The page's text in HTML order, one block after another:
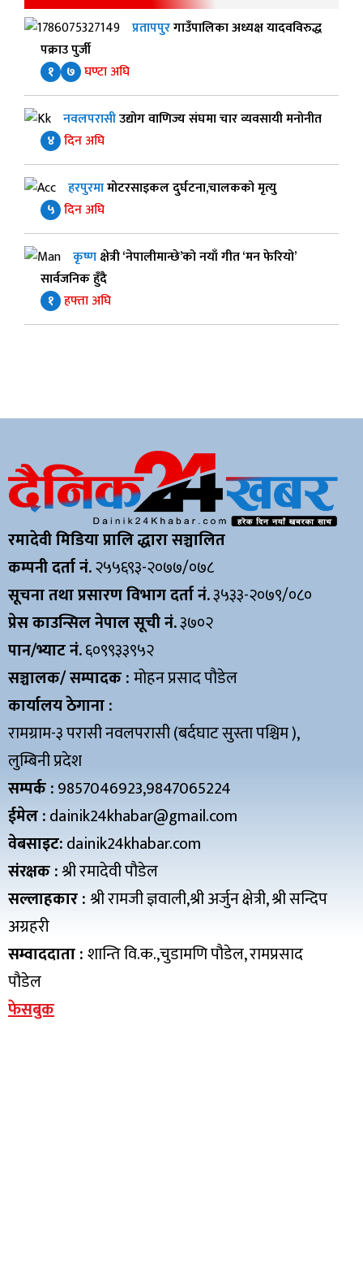
प्रतापपुरगाउँपालिका अध्यक्ष यादवविरुद्ध
पक्राउ पुर्जी
१
७ घण्टा अघि
नवलपरासीउद्योग वाणिज्य संघमा चार व्यवसायी मनोनीत
४ दिन अघि
हरपुरमामोटरसाइकल दुर्घटना,चालकको मृत्यु
५ दिन अघि
कृष्णक्षेत्री ‘नेपालीमान्छे’को नयाँ गीत ‘मन फेरियो’
सार्वजनिक हुँदै
१ हफ्ता अघि
रमादेवी मिडिया प्रालि द्धारा सञ्चालित
कम्पनी दर्ता नं.२५५६९३-२०७७/०७८
सूचना तथा प्रसारण विभाग दर्ता नं.३५३३-२०७९/०८०
प्रेस काउन्सिल नेपाल सूची नं.३७०२
पान/भ्याट नं.६०९९३३९५२
सञ्चालक/ सम्पादक :मोहन प्रसाद पौडेल
कार्यालय ठेगाना :
रामग्राम-३ परासी नवलपरासी (बर्दघाट सुस्ता पश्चिम ),
लुम्बिनी प्रदेश
सम्पर्क :9857046923,9847065224
ईमेल :dainik24khabar@gmail.com
वेबसाइट:dainik24khabar.com
संरक्षक :श्री रमादेवी पौडेल
सल्लाहकार :श्री रामजी ज्ञवाली,श्री अर्जुन क्षेत्री, श्री सन्दिप
अग्रहरी
सम्वाददाता :शान्ति वि.क.,चुडामणि पौडेल, रामप्रसाद
पौडेल
फेसबुक